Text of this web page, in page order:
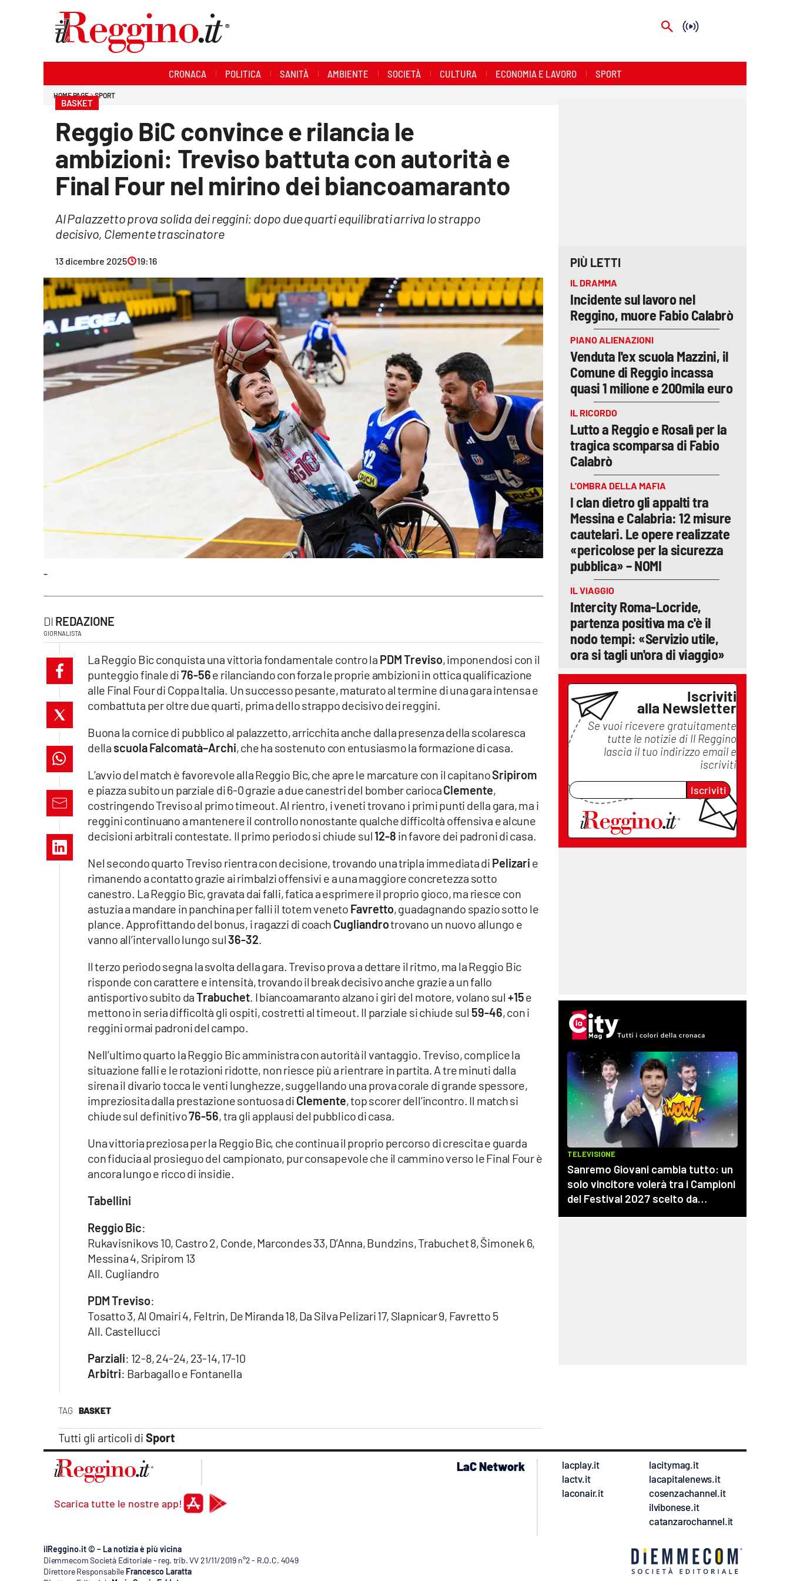
Lac Network
cosenzachannel.it
lacapitalenews.it
Vai
CRONACA POLITICA SANITÀ AMBIENTE SOCIETÀ CULTURA ECONOMIA E LAVORO SPORT
HOME PAGE SPORT
BASKET
Reggio BiC convince e rilancia le
ambizioni: Treviso battuta con autorità e
Final Four nel mirino dei biancoamaranto
-
Al Palazzetto prova solida dei reggini: dopo due quarti equilibrati arriva lo strappo
decisivo, Clemente trascinatore
13 dicembre 2025 19:16
REDAZIONE
GIORNALISTA
TAG BASKET
Tutti gli articoli di Sport
La Reggio Bic conquista una vittoria fondamentale contro la PDM Treviso, imponendosi con il
punteggio finale di76-56e rilanciando con forza le proprie ambizioni in ottica qualificazione
alle Final Four di Coppa Italia. Un successo pesante, maturato al termine di una gara intensa e
combattuta per oltre due quarti, prima dello strappo decisivo dei reggini.
Buona la cornice di pubblico al palazzetto, arricchita anche dalla presenza della scolaresca
della scuola Falcomatà–Archi, che ha sostenuto con entusiasmo la formazione di casa.
L’avvio del match è favorevole alla Reggio Bic, che apre le marcature con il capitanoSripirom
e piazza subito un parziale di 6-0 grazie a due canestri del bomber cariocaClemente,
costringendo Treviso al primo timeout. Al rientro, i veneti trovano i primi punti della gara, ma i
reggini continuano a mantenere il controllo nonostante qualche difficoltà offensiva e alcune
decisioni arbitrali contestate. Il primo periodo si chiude sul 12-8 in favore dei padroni di casa.
Nel secondo quarto Treviso rientra con decisione, trovando una tripla immediata di Pelizari e
rimanendo a contatto grazie ai rimbalzi offensivi e a una maggiore concretezza sotto
canestro. La Reggio Bic, gravata dai falli, fatica a esprimere il proprio gioco, ma riesce con
astuzia a mandare in panchina per falli il totem veneto Favretto, guadagnando spazio sotto le
plance. Approfittando del bonus, i ragazzi di coach Cugliandrotrovano un nuovo allungo e
vanno all’intervallo lungo sul36-32.
Il terzo periodo segna la svolta della gara. Treviso prova a dettare il ritmo, ma la Reggio Bic
risponde con carattere e intensità, trovando il break decisivo anche grazie a un fallo
antisportivo subito daTrabuchet. I biancoamaranto alzano i giri del motore, volano sul +15e
mettono in seria difficoltà gli ospiti, costretti al timeout. Il parziale si chiude sul 59-46, con i
reggini ormai padroni del campo.
Nell’ultimo quarto la Reggio Bic amministra con autorità il vantaggio. Treviso, complice la
situazione falli e le rotazioni ridotte, non riesce più a rientrare in partita. A tre minuti dalla
sirena il divario tocca le venti lunghezze, suggellando una prova corale di grande spessore,
impreziosita dalla prestazione sontuosa di Clemente, top scorer dell’incontro. Il match si
chiude sul definitivo76-56, tra gli applausi del pubblico di casa.
Una vittoria preziosa per la Reggio Bic, che continua il proprio percorso di crescita e guarda
con fiducia al prosieguo del campionato, pur consapevole che il cammino verso le Final Four è
ancora lungo e ricco di insidie.
Tabellini
Reggio Bic:
Rukavisnikovs 10, Castro 2, Conde, Marcondes 33, D’Anna, Bundzins, Trabuchet 8, Šimonek 6,
Messina 4, Sripirom 13
All. Cugliandro
PDM Treviso:
Tosatto 3, Al Omairi 4, Feltrin, De Miranda 18, Da Silva Pelizari 17, Slapnicar 9, Favretto 5
All. Castellucci
Parziali: 12-8, 24-24, 23-14, 17-10
Arbitri: Barbagallo e Fontanella
PIÙ LETTI
IL DRAMMA
Incidente sul lavoro nel
Reggino, muore Fabio Calabrò
PIANO ALIENAZIONI
Venduta l'ex scuola Mazzini, il
Comune di Reggio incassa
quasi 1 milione e 200mila euro
IL RICORDO
Lutto a Reggio e Rosalì per la
tragica scomparsa di Fabio
Calabrò
L’OMBRA DELLA MAFIA
I clan dietro gli appalti tra
Messina e Calabria: 12 misure
cautelari. Le opere realizzate
«pericolose per la sicurezza
pubblica» – NOMI
IL VIAGGIO
Intercity Roma-Locride,
partenza positiva ma c'è il
nodo tempi: «Servizio utile,
ora si tagli un'ora di viaggio»
Iscriviti
alla Newsletter
Se vuoi ricevere gratuitamente
tutte le notizie di Il Reggino
lascia il tuo indirizzo email e
iscriviti
Iscriviti
Scarica tutte le nostre app!
LaC Network
lacplay.it
lactv.it
laconair.it
lacitymag.it
lacapitalenews.it
cosenzachannel.it
ilvibonese.it
catanzarochannel.it
ilReggino.it © – La notizia è più vicina
Diemmecom Società Editoriale - reg. trib. VV 21/11/2019 n°2 - R.O.C. 4049
Direttore Responsabile Francesco Laratta